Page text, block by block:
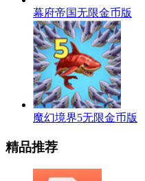
幕府帝国无限金币版
魔幻境界5无限金币版
精品推荐